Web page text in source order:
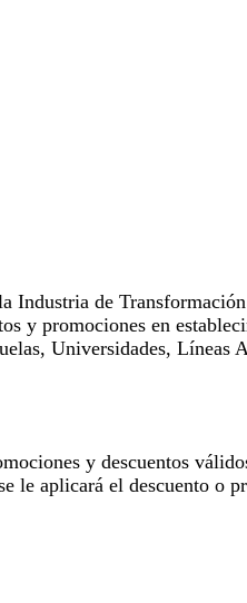
de
y promociones en
Universidades, Líneas
y descuentos
le aplicará el descuento o